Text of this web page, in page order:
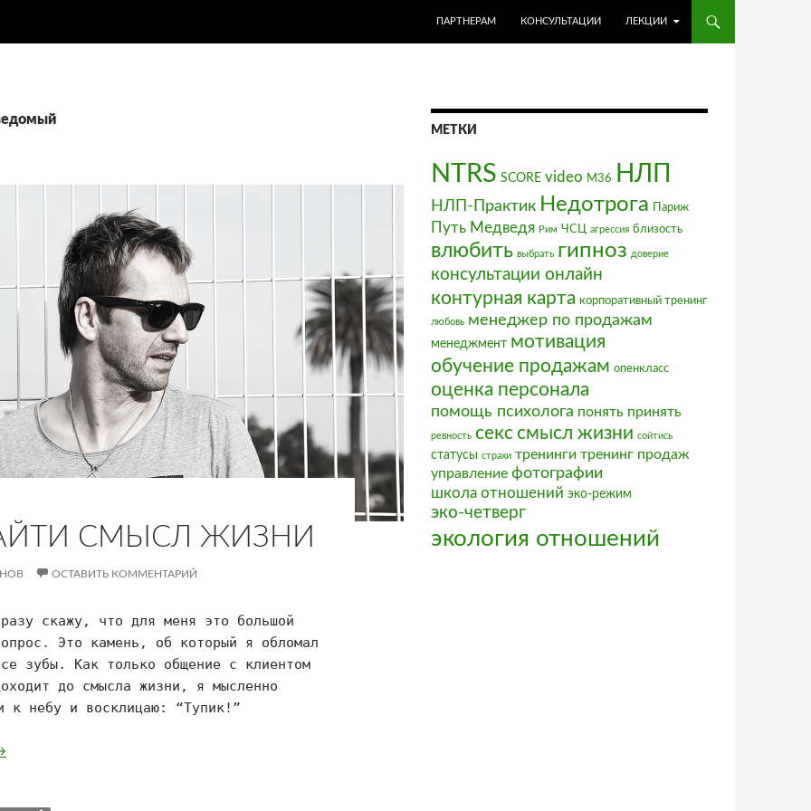
ПАРТНЕРАМ
КОНСУЛЬТАЦИИ ЛЕКЦИИ
СМЫСЛ ЖИЗНИ
ОСТАВИТЬ КОММЕНТАРИЙ
скажу, что для меня это большой
Это камень, об который я обломал
зубы. Как только общение с клиентом
до смысла жизни, я мысленно
к небу и восклицаю: “Тупик!”
найти смысл жизни
МЕТКИ
NTRS SCORE video М36 НЛП
НЛП-Практик Недотрога Париж
Путь Медведя Рим ЧСЦ агрессия близость
влюбить выбрать гипноз доверие
консультации онлайн
контурная карта корпоративный тренинг
любовь менеджер по продажам
менеджмент мотивация
обучение продажам опенкласс
оценка персонала
помощь психолога понять принять
ревность секссмысл жизни сойтись
статусы страхи тренинги тренинг продаж
управление фотографии
школа отношений эко-режим
эко-четверг
экология отношений